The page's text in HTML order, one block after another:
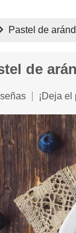
Pastel de
de
¡Deja